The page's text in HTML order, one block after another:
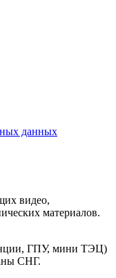
данных
видео,
материалов.
ГПУ, мини ТЭЦ)
СНГ.